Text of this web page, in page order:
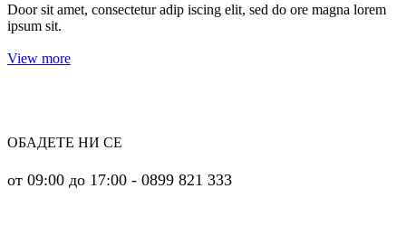
Door sit amet, consectetur adip iscing elit, sed do ore magna lorem
ipsum sit.
View more
ОБАДЕТЕ НИ СЕ
от 09:00 до 17:00 - 0899 821 333